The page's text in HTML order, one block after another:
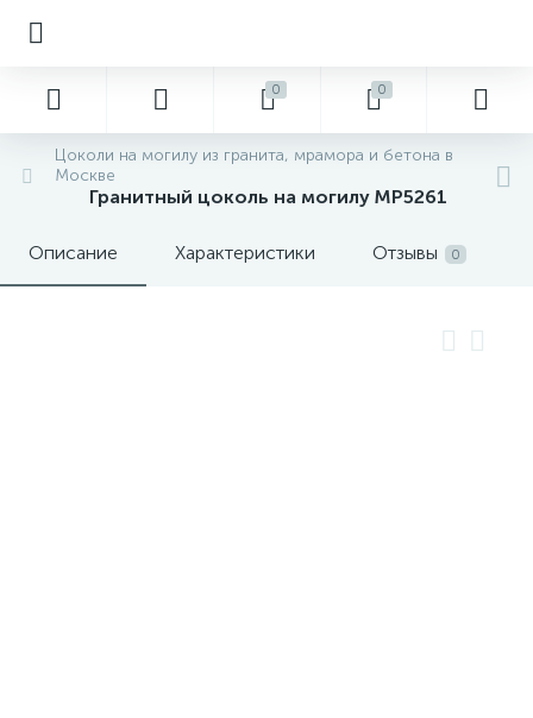
0 0
Цоколи на могилу из гранита, мрамора и бетона в
Москве
Гранитный цоколь на могилу MP5261
Описание Характеристики Отзывы 0